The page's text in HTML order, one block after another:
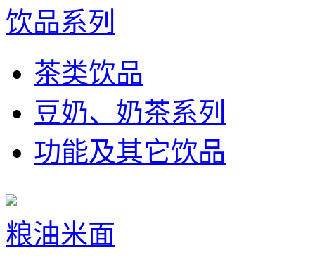
饮品系列
茶类饮品
豆奶、奶茶系列
功能及其它饮品
粮油米面